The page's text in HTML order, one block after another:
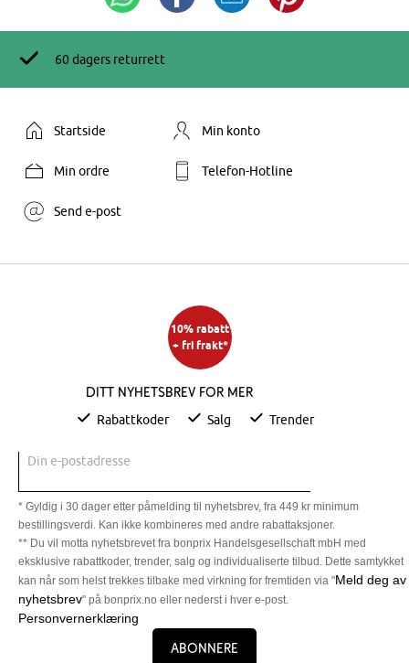
60 dagers returrett
Startside Min konto
Min ordre Telefon-Hotline
Send e-post
10% rabatt
+ fri frakt*
Ditt nyhetsbrev for mer
Rabattkoder Salg Trender
Din e-postadresse
* Gyldig i 30 dager etter påmelding til nyhetsbrev, fra 449 kr minimum
bestillingsverdi. Kan ikke kombineres med andre rabattaksjoner.
** Du vil motta nyhetsbrevet fra bonprix Handelsgesellschaft mbH med
eksklusive rabattkoder, trender, salg og individualiserte tilbud. Dette samtykket
kan når som helst trekkes tilbake med virkning for fremtiden via "Meld deg av
nyhetsbrev" på bonprix.no eller nederst i hver e-post.
Personvernerklæring
Abonnere